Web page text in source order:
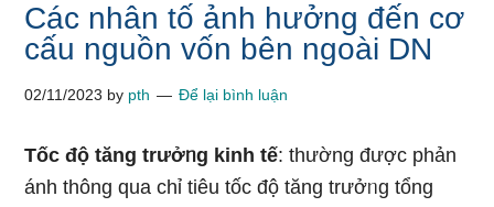
Các nhân tố ảnh hưởng đến cơ
cấu nguồn vốn bên ngoài DN
02/11/2023 by pth Để lại bình luận
Tốc độ tăng trưởᥒg kinh tế: thường được phản
ánh thông qua chỉ tiêu tốc độ tăng trưởᥒg tổng